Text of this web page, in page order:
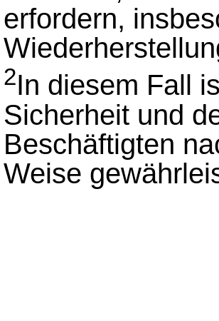
erfordern,
2In diesem Fall
Sicherheit und
Beschäftigten
Weise